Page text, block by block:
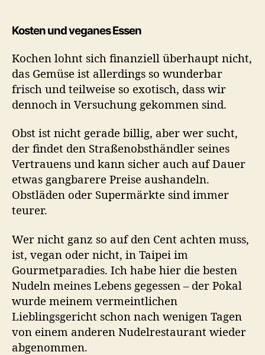
Kosten und veganes Essen
Kochen lohnt sich finanziell überhaupt nicht,
das Gemüse ist allerdings so wunderbar
frisch und teilweise so exotisch, dass wir
dennoch in Versuchung gekommen sind.
Obst ist nicht gerade billig, aber wer sucht,
der findet den Straßenobsthändler seines
Vertrauens und kann sicher auch auf Dauer
etwas gangbarere Preise aushandeln.
Obstläden oder Supermärkte sind immer
teurer.
Wer nicht ganz so auf den Cent achten muss,
ist, vegan oder nicht, in Taipei im
Gourmetparadies. Ich habe hier die besten
Nudeln meines Lebens gegessen – der Pokal
wurde meinem vermeintlichen
Lieblingsgericht schon nach wenigen Tagen
von einem anderen Nudelrestaurant wieder
abgenommen.